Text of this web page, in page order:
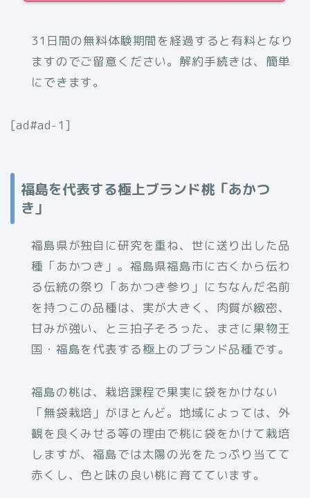
31日間の無料体験期間を経過すると有料となり
ますのでご留意ください。解約手続きは、簡単
にできます。
[ad#ad-1]
福島を代表する極上ブランド桃「あかつ
き」
福島県が独自に研究を重ね、世に送り出した品
種「あかつき」。福島県福島市に古くから伝わ
る伝統の祭り「あかつき参り」にちなんだ名前
を持つこの品種は、実が大きく、肉質が緻密、
甘みが強い、と三拍子そろった、まさに果物王
国・福島を代表する極上のブランド品種です。
福島の桃は、栽培課程で果実に袋をかけない
「無袋栽培」がほとんど。地域によっては、外
観を良くみせる等の理由で桃に袋をかけて栽培
しますが、福島では太陽の光をたっぷり当てて
赤くし、色と味の良い桃に育てています。